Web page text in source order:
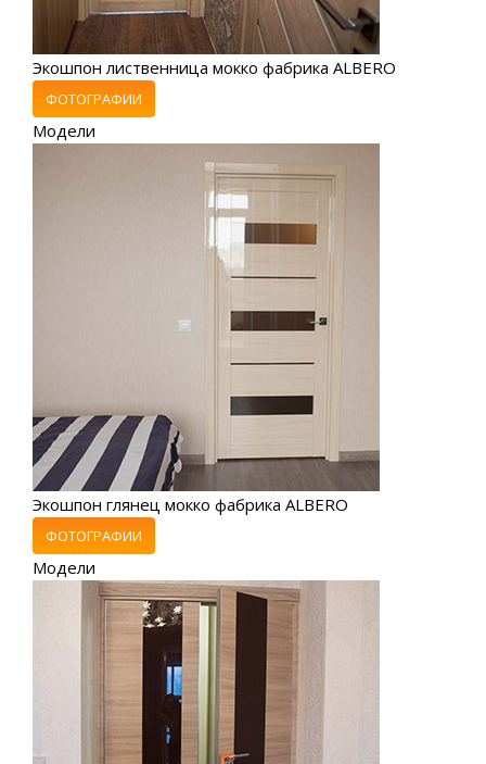
Экошпон лиственница мокко фабрика ALBERO
ФОТОГРАФИИ
Модели
Экошпон глянец мокко фабрика ALBERO
ФОТОГРАФИИ
Модели